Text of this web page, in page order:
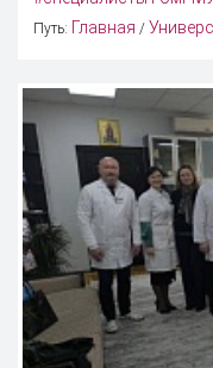
Путь: Главная /